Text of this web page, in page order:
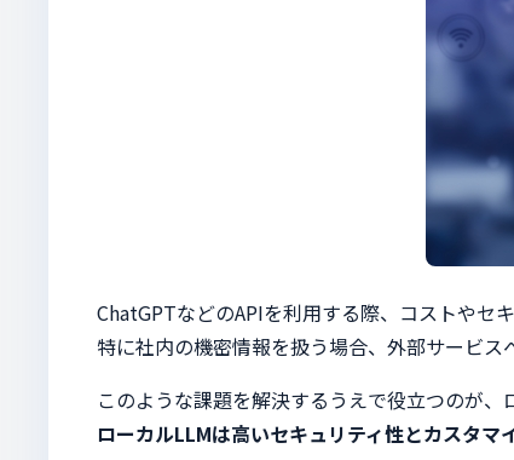
ChatGPTなどのAPIを利用する際、コストやセ
特に社内の機密情報を扱う場合、外部サービス
このような課題を解決するうえで役立つのが、
ローカルLLMは高いセキュリティ性とカスタマ